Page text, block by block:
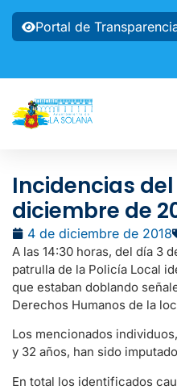
Portal de
Incidencias
diciembre de
4 de diciembre de 2018
A las 14:30 horas, del día 3
patrulla de la Policía Local
que estaban doblando
Derechos Humanos de la
Los mencionados
y 32 años, han sido
En total los identificados